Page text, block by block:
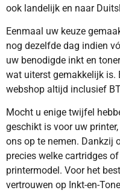
ook landelijk en naar
Eenmaal uw keuze
nog dezelfde dag indien
uw benodigde inkt en
wat uiterst gemakkelijk is.
webshop altijd inclusief
Mocht u enige twijfel
geschikt is voor uw
ons op te nemen. Dankzij
precies welke cartridges
printermodel. Voor het
vertrouwen op Inkt-en-